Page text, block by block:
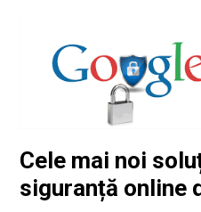
Cele mai noi
siguranță online